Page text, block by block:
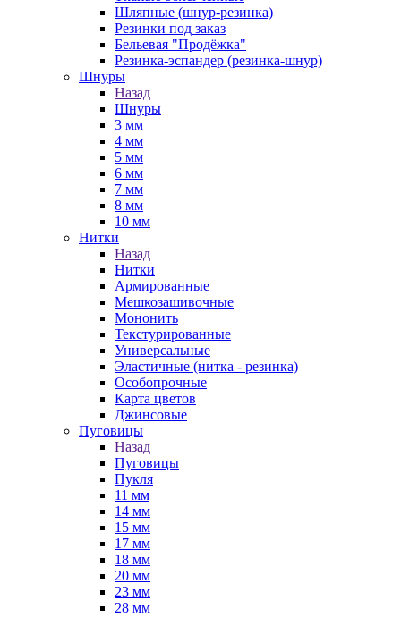
Шляпные (шнур-резинка)
Резинки под заказ
Бельевая "Продёжка"
Резинка-эспандер (резинка-шнур)
Шнуры
Назад
Шнуры
3 мм
4 мм
5 мм
6 мм
7 мм
8 мм
10 мм
Нитки
Назад
Нитки
Армированные
Мешкозашивочные
Мононить
Текстурированные
Универсальные
Эластичные (нитка - резинка)
Особопрочные
Карта цветов
Джинсовые
Пуговицы
Назад
Пуговицы
Пукля
11 мм
14 мм
15 мм
17 мм
18 мм
20 мм
23 мм
28 мм